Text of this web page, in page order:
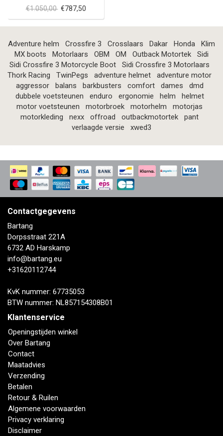
€1.050,00 €787,50
Adventure helm Crossfire 3 Crosslaars Dakar Honda
Klim
MX boots
Motorlaars OBM OM Outback Motortek
Sidi
Sidi Crossfire 3 Motorcycle Boot
Sidi Crossfire 3 Motorlaars
Thork Racing
TwinPegs adventure helmet
adventure motor
aggressor
balans barkbusters comfort dames
dmd
dubbele voetsteunen
enduro ergonomie helm
helmet
motor voetsteunen
motorbroek motorhelm
motorjas
motorkleding
nexx offroad outbackmotortek
pant
verlaagde versie
xwed3
Contactgegevens
Bartang
Dorpsstraat 221A
6732 AD Harskamp
info@bartang.eu
+31620112744
KvK nummer: 67735053
BTW nummer: NL857154308B01
Klantenservice
Openingstijden winkel
Over Bartang
Contact
Maatadvies
Verzending
Betalen
Retour & Ruilen
Algemene voorwaarden
Privacy verklaring
Disclaimer